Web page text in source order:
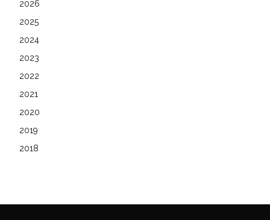
2026
2025
2024
2023
2022
2021
2020
2019
2018